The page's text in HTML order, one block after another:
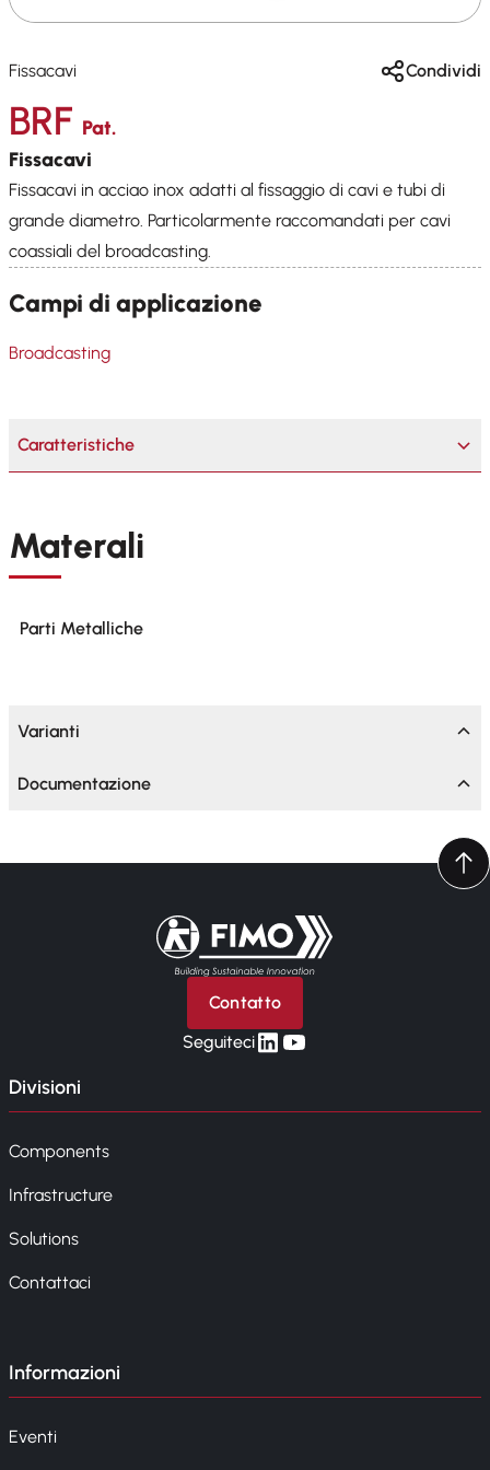
Fissacavi Condividi
BRF Pat.
Fissacavi
Fissacavi in acciao inox adatti al fissaggio di cavi e tubi di
grande diametro. Particolarmente raccomandati per cavi
coassiali del broadcasting.
Campi di applicazione
Broadcasting
Caratteristiche
Materali
Parti Metalliche
Varianti
Documentazione
Torna alla pagina iniziale
Contatto
Seguitecilinkedin
yt
Divisioni
Components
Infrastructure
Solutions
Contattaci
Informazioni
Eventi